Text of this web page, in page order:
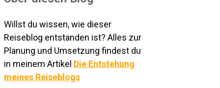
Willst du wissen, wie dieser
Reiseblog entstanden ist? Alles zur
Planung und Umsetzung findest du
in meinem Artikel Die Entstehung
meines Reiseblogs